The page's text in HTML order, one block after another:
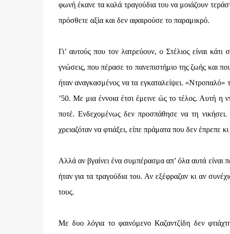
φωνή έκανε τα καλά τραγούδια του να μοιάζουν
πρόσθετε αξία και δεν αφαιρούσε το παραμικρό.
Γι’ αυτούς που τον λατρεύουν, ο Στέλιος είναι
γνώσεις, που πέρασε το πανεπιστήμιο της ζωής και
ήταν αναγκασμένος να τα εγκαταλείψει. «Ντροπαλό»
’50. Με μια έννοια έτσι έμεινε ώς το τέλος. Αυτή η
ποτέ. Ενδεχομένως δεν προσπάθησε να τη
χρειαζόταν να φτιάξει, είπε πράματα που δεν έπρεπε
Αλλά αν βγαίνει ένα συμπέρασμα απ’ όλα αυτά είναι
ήταν για τα τραγούδια του. Αν εξέφραζαν κι αν
τους.
Με δυο λόγια το φαινόμενο Καζαντζίδη δεν